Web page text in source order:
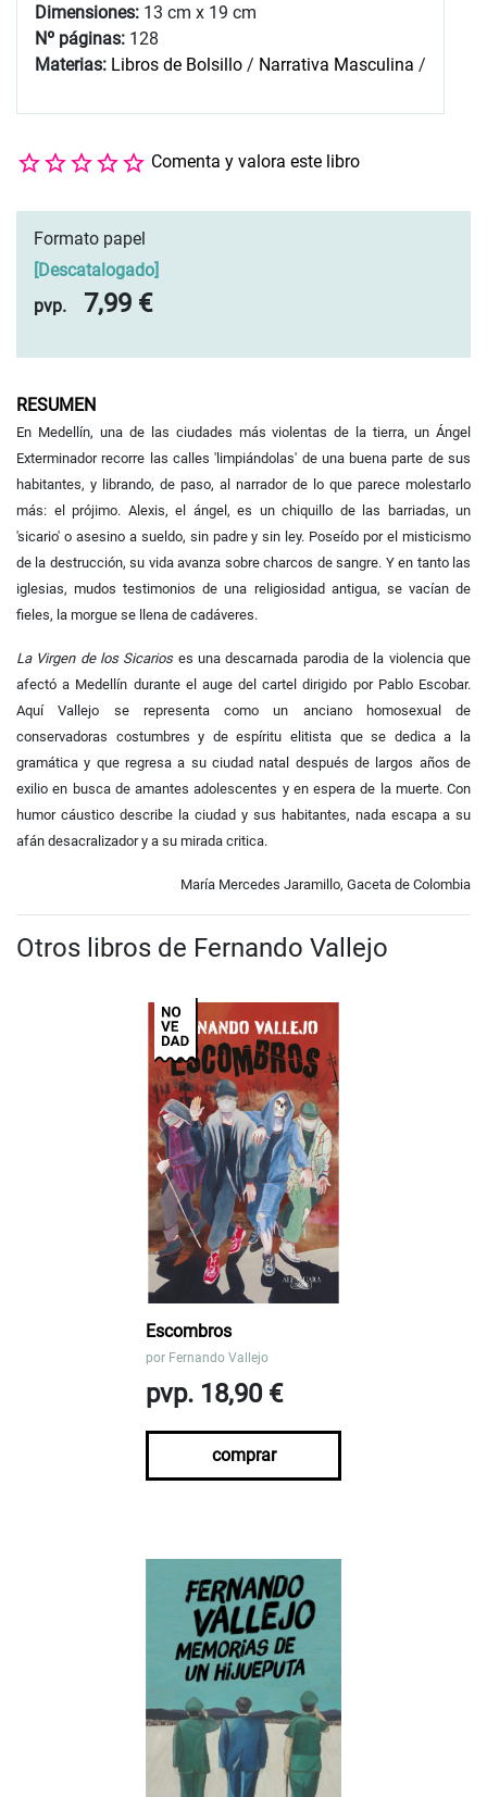
Dimensiones: 13 cm x 19 cm
Nº páginas: 128
Materias: Libros de Bolsillo / Narrativa Masculina /
Comenta y valora este libro
Formato papel
[Descatalogado]
pvp.
7,99 €
RESUMEN
En Medellín, una de las ciudades más violentas de la tierra, un Ángel
Exterminador recorre las calles 'limpiándolas' de una buena parte de sus
habitantes, y librando, de paso, al narrador de lo que parece molestarlo
más: el prójimo. Alexis, el ángel, es un chiquillo de las barriadas, un
'sicario' o asesino a sueldo, sin padre y sin ley. Poseído por el misticismo
de la destrucción, su vida avanza sobre charcos de sangre. Y en tanto las
iglesias, mudos testimonios de una religiosidad antigua, se vacían de
fieles, la morgue se llena de cadáveres.
La Virgen de los Sicarios es una descarnada parodia de la violencia que
afectó a Medellín durante el auge del cartel dirigido por Pablo Escobar.
Aquí Vallejo se representa como un anciano homosexual de
conservadoras costumbres y de espíritu elitista que se dedica a la
gramática y que regresa a su ciudad natal después de largos años de
exilio en busca de amantes adolescentes y en espera de la muerte. Con
humor cáustico describe la ciudad y sus habitantes, nada escapa a su
afán desacralizador y a su mirada critica.
María Mercedes Jaramillo, Gaceta de Colombia
Otros libros de Fernando Vallejo
Escombros
por Fernando Vallejo
pvp. 18,90 €
comprar